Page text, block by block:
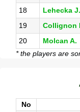
18
Lehecka J.
19
Collignon
20
Molcan A.
* the players are
No